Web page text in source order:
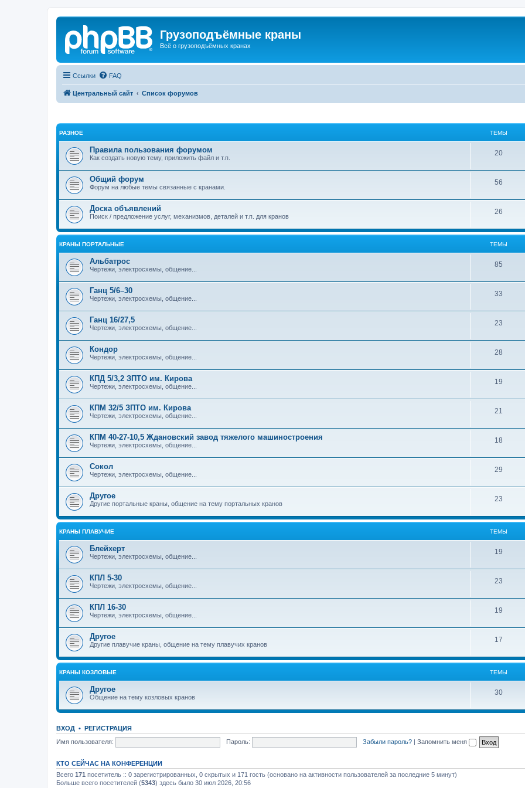
Грузоподъёмные краны
Всё о грузоподъёмных кранах
Ссылки FAQ
Центральный сайт Список форумов
РАЗНОЕ ТЕМЫ
Правила пользования форумом
Как создать новую тему, приложить файл и т.п.
20
Общий форум
Форум на любые темы связанные с кранами.
56
Доска объявлений
Поиск / предложение услуг, механизмов, деталей и т.п. для кранов
26
КРАНЫ ПОРТАЛЬНЫЕ ТЕМЫ
Альбатрос
Чертежи, электросхемы, общение...
85
Ганц 5/6–30
Чертежи, электросхемы, общение...
33
Ганц 16/27,5
Чертежи, электросхемы, общение...
23
Кондор
Чертежи, электросхемы, общение...
28
КПД 5/3,2 ЗПТО им. Кирова
Чертежи, электросхемы, общение...
19
КПМ 32/5 ЗПТО им. Кирова
Чертежи, электросхемы, общение...
21
КПМ 40-27-10,5 Ждановский завод тяжелого машиностроения
Чертежи, электросхемы, общение...
18
Сокол
Чертежи, электросхемы, общение...
29
Другое
Другие портальные краны, общение на тему портальных кранов
23
КРАНЫ ПЛАВУЧИЕ ТЕМЫ
Блейхерт
Чертежи, электросхемы, общение...
19
КПЛ 5-30
Чертежи, электросхемы, общение...
23
КПЛ 16-30
Чертежи, электросхемы, общение...
19
Другое
Другие плавучие краны, общение на тему плавучих кранов
17
КРАНЫ КОЗЛОВЫЕ ТЕМЫ
Другое
Общение на тему козловых кранов
30
ВХОД • РЕГИСТРАЦИЯ
Имя пользователя:
Пароль: Забыли пароль? | Запомнить меня
КТО СЕЙЧАС НА КОНФЕРЕНЦИИ
Всего 171 посетитель :: 0 зарегистрированных, 0 скрытых и 171 гость (основано на активности пользователей за последние 5 минут)
Больше всего посетителей (5343) здесь было 30 июл 2026, 20:56